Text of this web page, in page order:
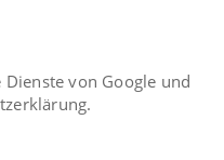
von Google und